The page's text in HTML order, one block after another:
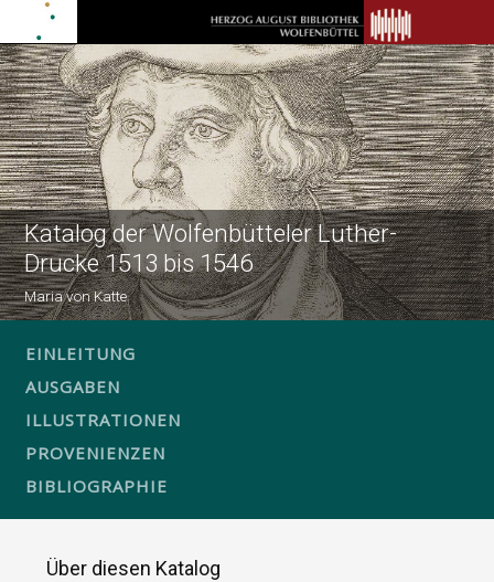
Katalog der Wolfenbütteler Luther-
Drucke 1513 bis 1546
Maria von Katte
EINLEITUNG
AUSGABEN
ILLUSTRATIONEN
PROVENIENZEN
BIBLIOGRAPHIE
Über diesen Katalog